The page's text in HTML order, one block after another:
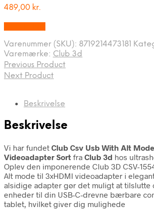
489,00 kr.
Varenummer (SKU): 8719214473181
Varemærke: Club 3d
Previous Product
Next Product
Beskrivelse
Beskrivelse
Vi har fundet Club Csv Usb With Alt
Videoadapter Sort fra Club 3d hos
Oplev den imponerende Club 3D CSV-
Alt mode til 3xHDMI videoadapter i
alsidige adapter gør det muligt at tilslutte
enheder til din USB-C-drevne bærbare
tablet, hvilket giver dig mulighede